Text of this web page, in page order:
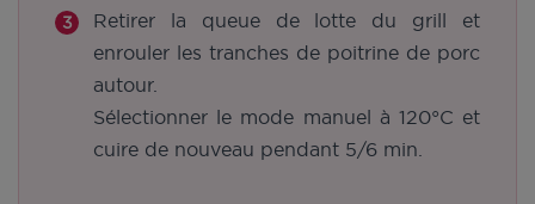
Retirer la queue de lotte du grill et
enrouler les tranches de poitrine de porc
autour.
Sélectionner le mode manuel à 120°C et
cuire de nouveau pendant 5/6 min.